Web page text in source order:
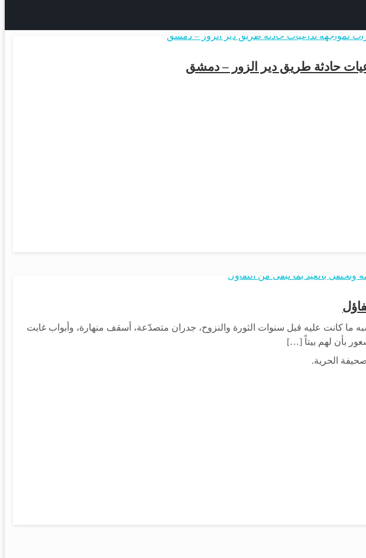
أخبار المحافظات
حادثة طريق دير الزور – دمشق
ما كانت عليه قبل سنوات الثورة والنزوح، جدران متصدّعة، أسقف منهارة، وأبواب غابت
بأن لهم بيتاً […]
الحرية.